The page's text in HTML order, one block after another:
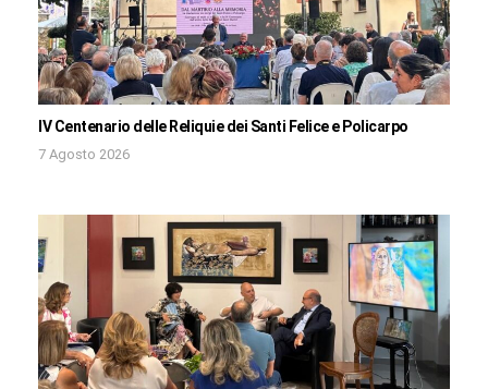
IV Centenario delle Reliquie dei Santi Felice e Policarpo
7 Agosto 2026